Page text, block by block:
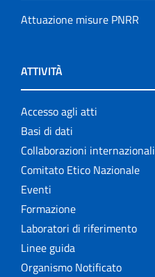
Attuazione misure PNRR
ATTIVITÀ
Accesso agli atti
Basi di dati
Collaborazioni internazionali
Comitato Etico Nazionale
Eventi
Formazione
Laboratori di riferimento
Linee guida
Organismo Notificato